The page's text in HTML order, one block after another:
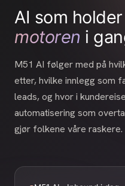
AI som holder
motoren i
M51 AI følger med på
etter, hvilke innlegg som
leads, og hvor i
automatisering som
gjør folkene våre raskere.